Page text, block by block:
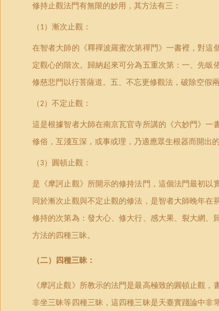
修持止觀法門有無限的妙用，其方法有三：
（1） 漸次止觀：
在智者大師的《釋禪波羅蜜次第禪門》一書裡，對
定觀心的階次。歸納起來可分為五重次第：一、先
修慈悲門以行菩薩道。五、不忘更修觀法，破除空假
（2） 不定止觀：
這是根據智者大師在南京瓦官寺所講的《六妙門》
修俗，互淺互深，或事或理，乃適應眾生根器而開出
（3） 圓頓止觀：
是《摩訶止觀》所開示的修持法門，這個法門最初
同於漸次止觀與不定止觀的修法，是智者大師晚年
修持的次第為：發大心、修大行、感大果、裂大網
方法的四種三昧。
（二） 四種三昧：
《摩訶止觀》所教示的法門是最高極致的圓頓止觀
非坐三昧等四種三昧，這四種三昧是天臺實踐論中